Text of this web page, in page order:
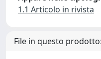
1.1 Articolo in rivista
File in questo prodotto: